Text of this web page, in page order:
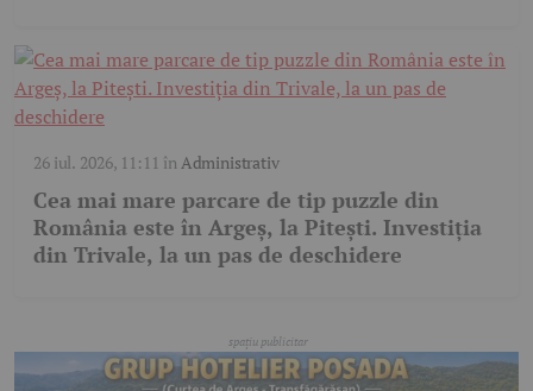
26 iul. 2026, 11:11 înAdministrativ
Cea mai mare parcare de tip puzzle din
România este în Argeș, la Pitești. Investiția
din Trivale, la un pas de deschidere